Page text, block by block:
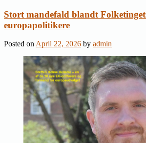
Stort mandefald blandt
europapolitikere
Posted onApril 22, 2026 by admin